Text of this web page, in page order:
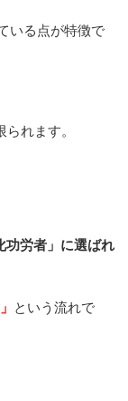
いる点が特徴で
れます。
功労者」に選ばれ
という流れで